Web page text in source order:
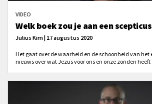
VIDEO
Welk boek zou je aan een
Julius Kim | 17 augustus 2020
Het gaat over de waarheid en de schoonheid van het
nieuws over wat Jezus voor ons en onze zonden